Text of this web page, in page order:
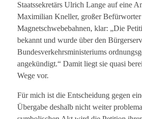
Staatssekretärs Ulrich Lange auf eine
Maximilian Kneller, großer
Magnetschwebebahnen, klar: „Die
bekannt und wurde über den
Bundesverkehrsministeriums
angekündigt.“ Damit liegt sie quasi
Wege vor.
Für mich ist die Entscheidung gegen
Übergabe deshalb nicht weiter